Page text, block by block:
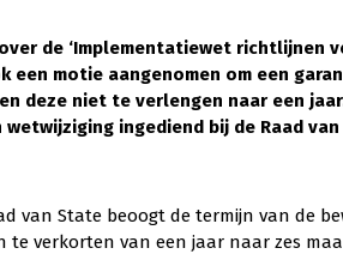
de ‘Implementatiewet richtlijnen
een motie aangenomen om een
deze niet te verlengen naar een
ingediend bij de Raad
van State beoogt de termijn van de
verkorten van een jaar naar zes